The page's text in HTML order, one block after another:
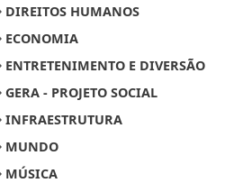
DIREITOS HUMANOS
ECONOMIA
ENTRETENIMENTO E DIVERSÃO
GERA - PROJETO SOCIAL
INFRAESTRUTURA
MUNDO
MÚSICA